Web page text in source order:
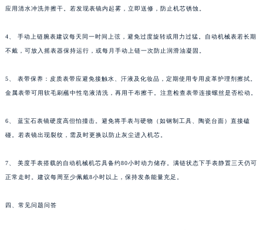
应用清水冲洗并擦干。若发现表镜内起雾，立即送修，防止机芯锈蚀。
4、 手动上链腕表建议每天同一时间上弦，避免过度旋转或用力过猛。自动机械表若长期
不戴，可放入摇表器保持运行，或每月手动上链一次防止润滑油凝固。
5、 表带保养：皮质表带应避免接触水、汗液及化妆品，定期使用专用皮革护理剂擦拭。
金属表带可用软毛刷蘸中性皂液清洗，再用干布擦干。注意检查表带连接螺丝是否松动。
6、 蓝宝石表镜硬度高但怕撞击。避免将手表与硬物（如钢制工具、陶瓷台面）直接磕
碰。若表镜出现裂纹，需及时更换以防止灰尘进入机芯。
7、 美度手表搭载的自动机械机芯具备约80小时动力储存。满链状态下手表静置三天仍可
正常走时。建议每周至少佩戴8小时以上，保持发条能量充足。
四、常见问题问答